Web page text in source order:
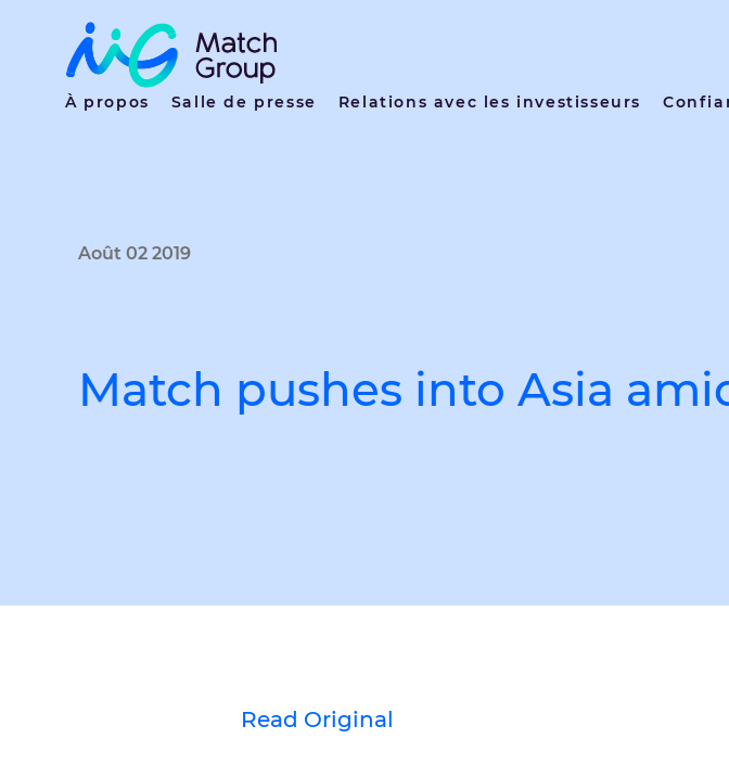
À propos Salle de presse Relations avec les investisseurs
Août 02 2019
Match pushes into Asia
Read Original